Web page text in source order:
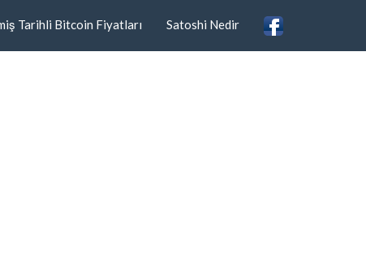
Tarihli Bitcoin Fiyatları Satoshi Nedir